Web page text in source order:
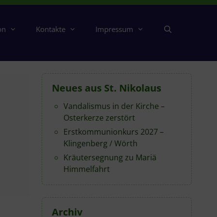
Kontakte Impressum
Neues aus St. Nikolaus
Vandalismus in der Kirche –
Osterkerze zerstört
Erstkommunionkurs 2027 –
Klingenberg / Wörth
Kräutersegnung zu Mariä
Himmelfahrt
Archiv